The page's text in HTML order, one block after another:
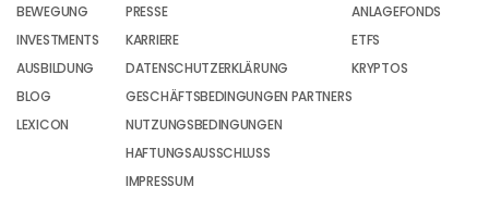
BEWEGUNG
INVESTMENTS
AUSBILDUNG
BLOG
LEXICON
PRESSE
KARRIERE
DATENSCHUTZERKLÄRUNG
GESCHÄFTSBEDINGUNGEN PARTNERS
NUTZUNGSBEDINGUNGEN
HAFTUNGSAUSSCHLUSS
IMPRESSUM
ANLAGEFONDS
ETFS
KRYPTOS